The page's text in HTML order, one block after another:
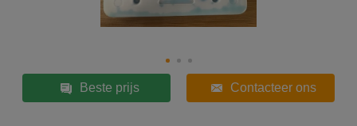
Beste prijs Contacteer ons